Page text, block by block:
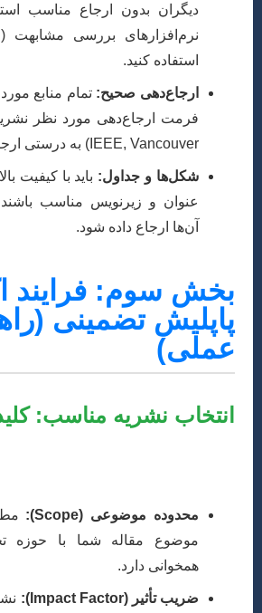
دیگران بدون ارجاع مناسب
استفاده کنید.
ارجاع‌دهی صحیح: تمام منابع مورد
IEEE, Vancouver) به درستی ارجاع داده شوند.
شکل‌ها و جداول: باید با کیفیت
عنوان و زیرنویس مناسب
آن‌ها ارجاع داده شود.
بخش سوم: فرایند
پاپلیش تضمینی
عملی)
انتخاب نشریه مناسب:
محدوده موضوعی (Scope):
موضوع مقاله شما با حوزه
همخوانی دارد.
ضریب تأثیر (Impact Factor):